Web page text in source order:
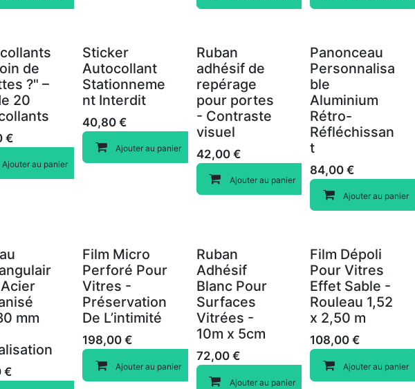
de
?" –
20
€
Ajouter au panier Compare
Sticker
Autocollant
Stationneme
nt Interdit
40,80 €
Ajouter au panier Compare
Ruban
adhésif de
repérage
pour portes
- Contraste
visuel
42,00€
Ajouter au panier Compare
Panonceau
Personnalisa
ble
Aluminium
Rétro-
Réfléchissan
t
84,00 €
Ajouter au panier
mm
€
Film Micro
Perforé Pour
Vitres -
Préservation
De L’intimité
198,00 €
Ajouter au panier Compare
Ruban
Adhésif
Blanc Pour
Surfaces
Vitrées -
10m x 5cm
72,00€
Ajouter au panier Compare
Film Dépoli
Pour Vitres
Effet Sable -
Rouleau 1,52
x 2,50 m
108,00 €
Ajouter au panier